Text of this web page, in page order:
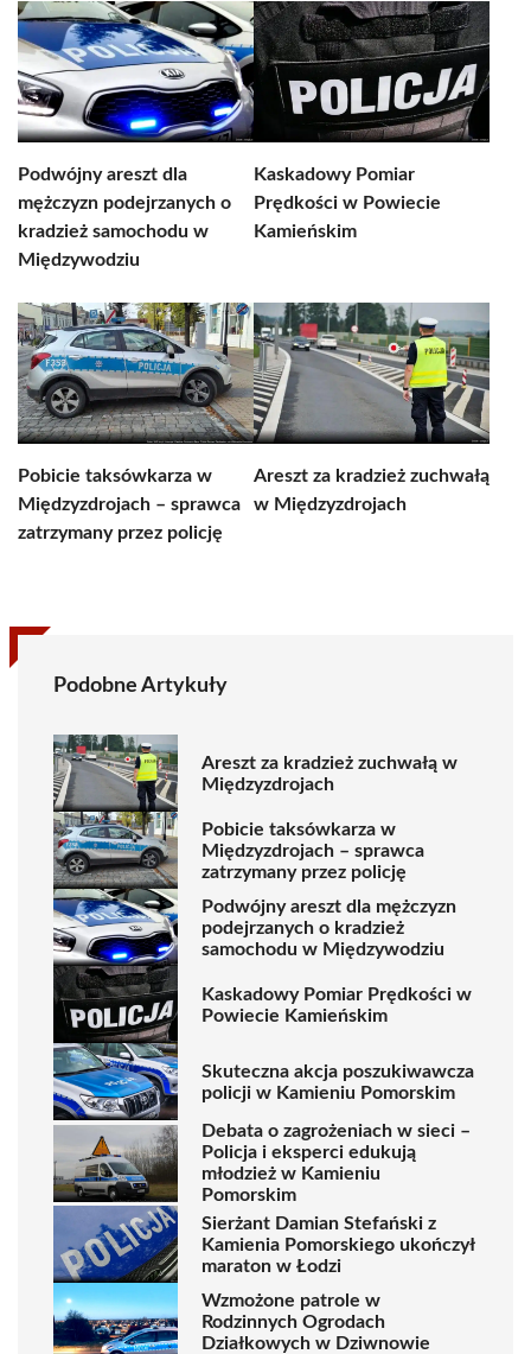
Podwójny areszt dla
mężczyzn podejrzanych o
kradzież samochodu w
Międzywodziu
Kaskadowy Pomiar
Prędkości w Powiecie
Kamieńskim
Pobicie taksówkarza w
Międzyzdrojach – sprawca
zatrzymany przez policję
Areszt za kradzież zuchwałą
w Międzyzdrojach
Podobne Artykuły
Areszt za kradzież zuchwałą w
Międzyzdrojach
Pobicie taksówkarza w
Międzyzdrojach – sprawca
zatrzymany przez policję
Podwójny areszt dla mężczyzn
podejrzanych o kradzież
samochodu w Międzywodziu
Kaskadowy Pomiar Prędkości w
Powiecie Kamieńskim
Skuteczna akcja poszukiwawcza
policji w Kamieniu Pomorskim
Debata o zagrożeniach w sieci –
Policja i eksperci edukują
młodzież w Kamieniu
Pomorskim
Sierżant Damian Stefański z
Kamienia Pomorskiego ukończył
maraton w Łodzi
Wzmożone patrole w
Rodzinnych Ogrodach
Działkowych w Dziwnowie